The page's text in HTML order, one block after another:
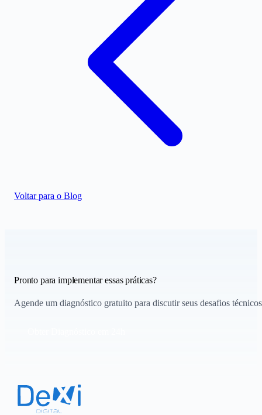
Voltar para o Blog
Pronto para implementar essas práticas?
Agende um diagnóstico gratuito para discutir seus desafios